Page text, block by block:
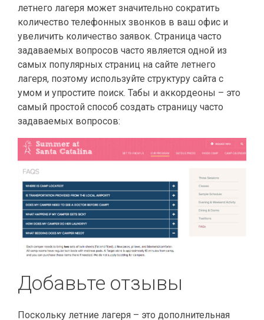
летнего лагеря может значительно сократить
количество телефонных звонков в ваш офис и
увеличить количество заявок. Страница часто
задаваемых вопросов часто является одной из
самых популярных страниц на сайте летнего
лагеря, поэтому используйте структуру сайта с
умом и упростите поиск. Табы и аккордеоны – это
самый простой способ создать страницу часто
задаваемых вопросов:
Добавьте отзывы
Поскольку летние лагеря – это дополнительная